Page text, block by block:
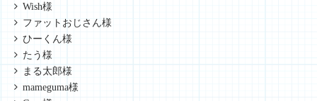
Wish様
ファットおじさん様
ひーくん様
たう様
まる太郎様
mameguma様